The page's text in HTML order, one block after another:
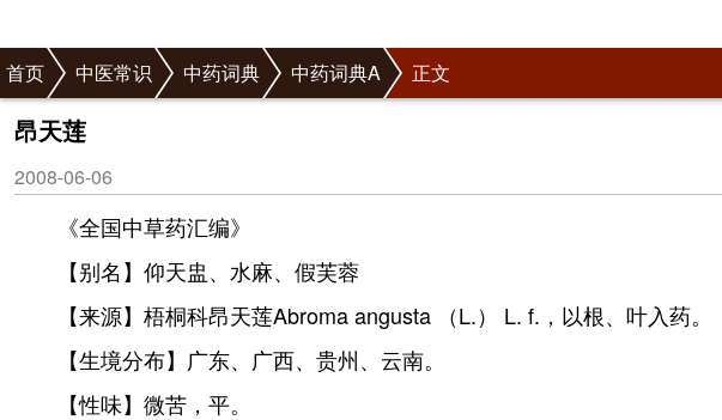
首页 中医常识 中药词典 中药词典A 正文
昂天莲
2008-06-06
《全国中草药汇编》
【别名】仰天盅、水麻、假芙蓉
【来源】梧桐科昂天莲Abroma angusta （L.） L. f.，以根、叶入药。
【生境分布】广东、广西、贵州、云南。
【性味】微苦，平。